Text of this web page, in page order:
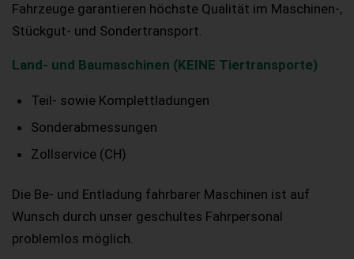
Fahrzeuge garantieren höchste Qualität im Maschinen-,
Stückgut- und Sondertransport.
Land- und Baumaschinen (KEINE Tiertransporte)
Teil- sowie Komplettladungen
Sonderabmessungen
Zollservice (CH)
Die Be- und Entladung fahrbarer Maschinen ist auf
Wunsch durch unser geschultes Fahrpersonal
problemlos möglich.